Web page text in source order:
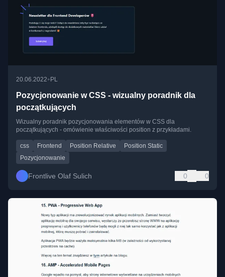
20.06.2022•PL
Pozycjonowanie w CSS - wizualny poradnik dla
początkujących
Wizualny poradnik pozycjonowania elementów w CSS dla
początkujących - omówienie właściwości position z przykładami.
css Frontend Position Relative
Position Static
Pozycjonowanie
Frontlive Olaf Sulich 0 0